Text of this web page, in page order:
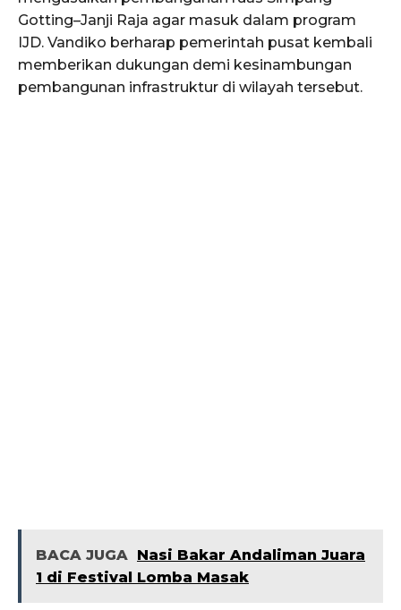
Gotting–Janji Raja agar masuk dalam program
IJD. Vandiko berharap pemerintah pusat kembali
memberikan dukungan demi kesinambungan
pembangunan infrastruktur di wilayah tersebut.
BACA JUGA Nasi Bakar Andaliman Juara
1 di Festival Lomba Masak